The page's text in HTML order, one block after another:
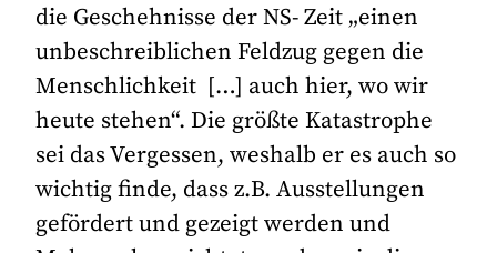
die Geschehnisse der NS- Zeit „einen
unbeschreiblichen Feldzug gegen die
Menschlichkeit […] auch hier, wo wir
heute stehen“. Die größte Katastrophe
sei das Vergessen, weshalb er es auch so
wichtig finde, dass z.B. Ausstellungen
gefördert und gezeigt werden und